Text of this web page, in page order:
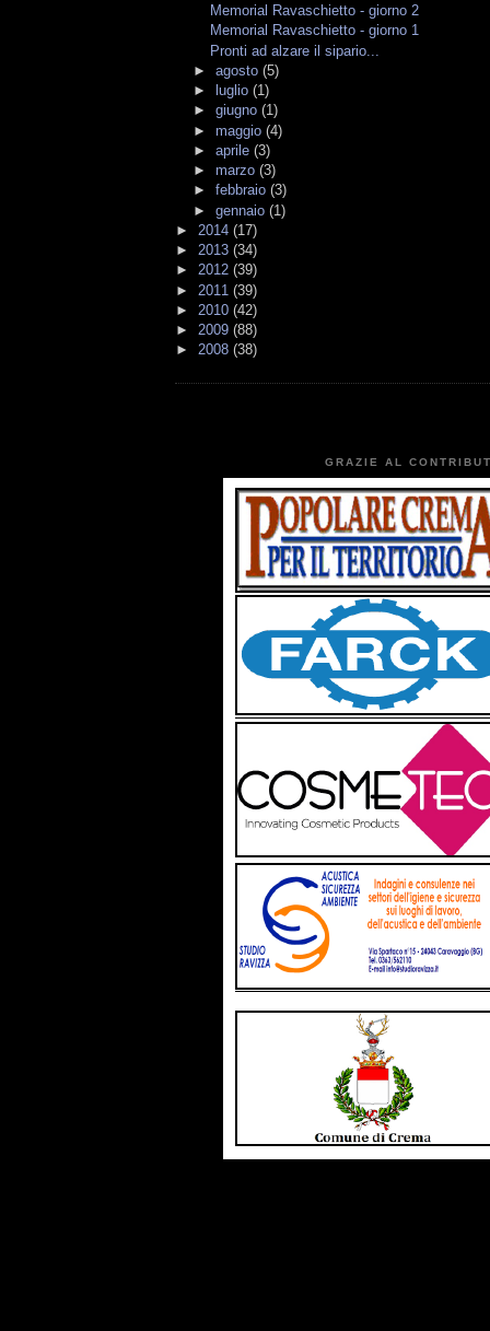
Memorial Ravaschietto - giorno 2
Memorial Ravaschietto - giorno 1
Pronti ad alzare il sipario...
► agosto (5)
►
luglio (1)
► giugno (1)
► maggio (4)
► aprile (3)
► marzo (3)
► febbraio (3)
► gennaio (1)
► 2014 (17)
► 2013 (34)
► 2012 (39)
► 2011 (39)
► 2010 (42)
► 2009 (88)
► 2008 (38)
GRAZIE AL